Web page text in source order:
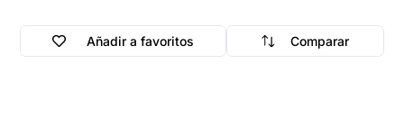
Añadir a favoritos Comparar